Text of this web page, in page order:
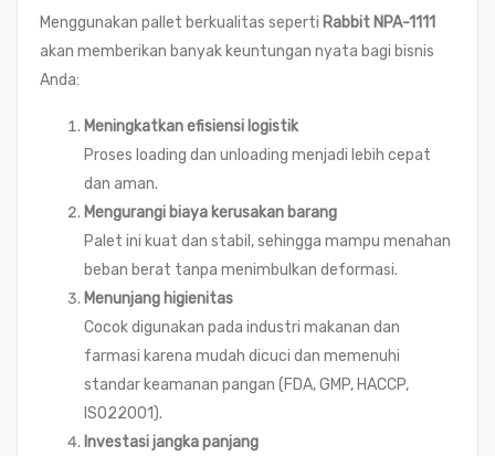
Menggunakan pallet berkualitas seperti Rabbit NPA-1111
akan memberikan banyak keuntungan nyata bagi bisnis
Anda:
Meningkatkan efisiensi logistik
Proses loading dan unloading menjadi lebih cepat
dan aman.
Mengurangi biaya kerusakan barang
Palet ini kuat dan stabil, sehingga mampu menahan
beban berat tanpa menimbulkan deformasi.
Menunjang higienitas
Cocok digunakan pada industri makanan dan
farmasi karena mudah dicuci dan memenuhi
standar keamanan pangan (FDA, GMP, HACCP,
ISO22001).
Investasi jangka panjang